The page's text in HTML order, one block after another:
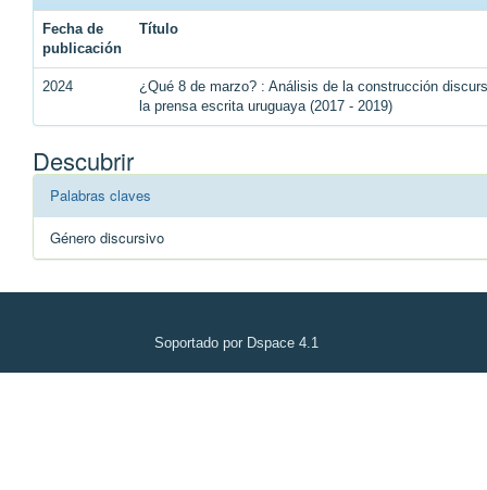
Fecha de
publicación
Título
2024
¿Qué 8 de marzo? : Análisis de la construcción
la prensa escrita uruguaya (2017 - 2019)
Descubrir
Palabras claves
Género discursivo
Soportado por Dspace 4.1